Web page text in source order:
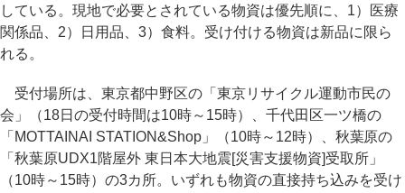
している。現地で必要とされている物資は優先順に、1）医療
関係品、2）日用品、3）食料。受け付ける物資は新品に限ら
れる。
受付場所は、東京都中野区の「東京リサイクル運動市民の
会」（18日の受付時間は10時～15時）、千代田区一ツ橋の
「MOTTAINAI STATION&Shop」（10時～12時）、秋葉原の
「秋葉原UDX1階屋外 東日本大地震[災害支援物資]受取所」
（10時～15時）の3カ所。いずれも物資の直接持ち込みを受け